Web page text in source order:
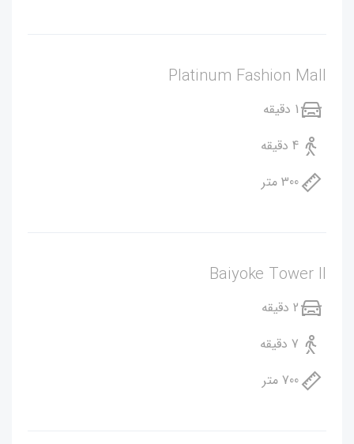
Platinum Fashion Mall
1 دقیقه
4 دقیقه
300 متر
Baiyoke Tower II
2 دقیقه
7 دقیقه
700 متر